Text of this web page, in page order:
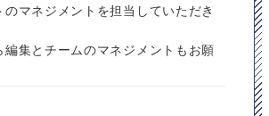
のマネジメントを担当していただき
編集とチームのマネジメントもお願